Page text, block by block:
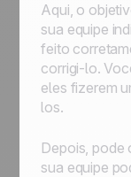
Aqui, o
sua equipe
feito
corrigi-lo.
eles fizerem
los.
Depois, pode
sua equipe